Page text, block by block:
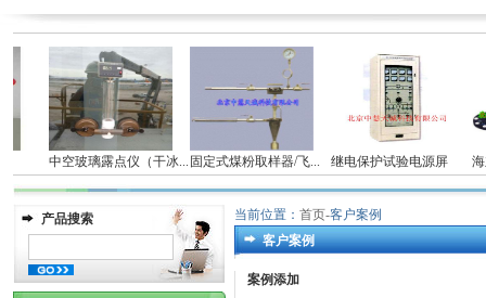
中空玻璃露点仪（干冰...固定式煤粉取样器/飞... 继电保护试验电源屏 海
产品搜索 当前位置： 首页-客户案例
客户案例
案例添加